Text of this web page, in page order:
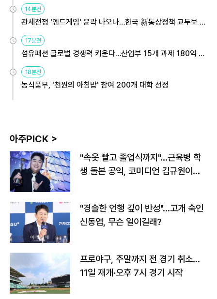
14분전
관세전쟁 '엔드게임' 윤곽 나오나…한국 新통상정책 교두보 활
용해야
17분전
섬유패션 글로벌 경쟁력 키운다…산업부 15개 과제 180억 지
원
18분전
농식품부, '천원의 아침밥' 참여 200개 대학 선정
아주PICK >
"속옷 빨고 졸업식까지"…근육병 학
생 돌본 공익, 코미디언 김규원이었
"경솔한 언행 깊이 반성"…고개 숙인
신동엽, 무슨 일이길래?
프로야구, 주말까지 전 경기 취소…
11일 재개·오후 7시 경기 시작